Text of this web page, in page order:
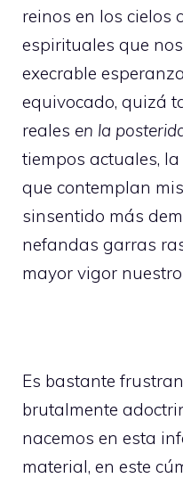
reinos en los cielos
espirituales que
execrable
equivocado, quizá
reales en la
tiempos actuales,
que contemplan
sinsentido más
nefandas garras
mayor vigor
Es bastante
brutalmente
nacemos en esta
material, en este